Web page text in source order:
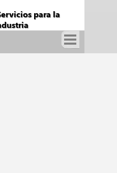
de Cuchillas Industriales
para la